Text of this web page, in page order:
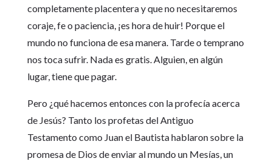
completamente placentera y que no necesitaremos
coraje, fe o paciencia, ¡es hora de huir! Porque el
mundo no funciona de esa manera. Tarde o temprano
nos toca sufrir. Nada es gratis. Alguien, en algún
lugar, tiene que pagar.
Pero ¿qué hacemos entonces con la profecía acerca
de Jesús? Tanto los profetas del Antiguo
Testamento como Juan el Bautista hablaron sobre la
promesa de Dios de enviar al mundo un Mesías, un